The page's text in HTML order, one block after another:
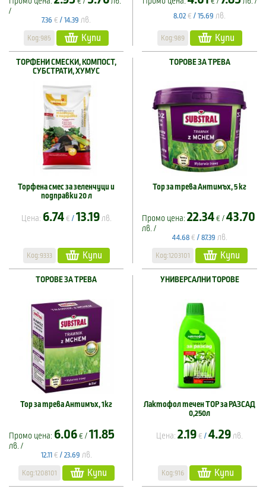
/
7.36 € / 14.39 лв.
Код:985 Купи
8.02 € / 15.69 лв.
Код:989 Купи
ТОРФЕНИ СМЕСКИ, КОМПОСТ,
СУБСТРАТИ, ХУМУС
Торфена смес за зеленчуци и
подправки 20 л
Цена: 6.74 € / 13.19 лв.
Код:9333 Купи
ТОРОВЕ ЗА ТРЕВА
Тор за трева Антимъх, 5 кг
Промо цена: 22.34 € / 43.70
лв. /
44.68 € / 87.39 лв.
Код:1203101 Купи
ТОРОВЕ ЗА ТРЕВА
Тор за трева Антимъх, 1кг
Промо цена: 6.06 € / 11.85
лв. /
12.11 € / 23.69 лв.
Код:1208101 Купи
УНИВЕРСАЛНИ ТОРОВЕ
Лактофол течен ТОР за РАЗСАД
0,250л
Цена: 2.19 € / 4.29 лв.
Код:916 Купи